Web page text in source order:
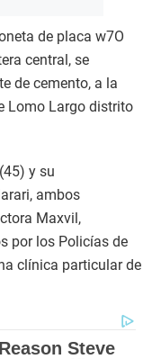
de placa w7O
central, se
de cemento, a la
Lomo Largo distrito
y su
ambos
Maxvil,
por los Policías de
clínica particular de